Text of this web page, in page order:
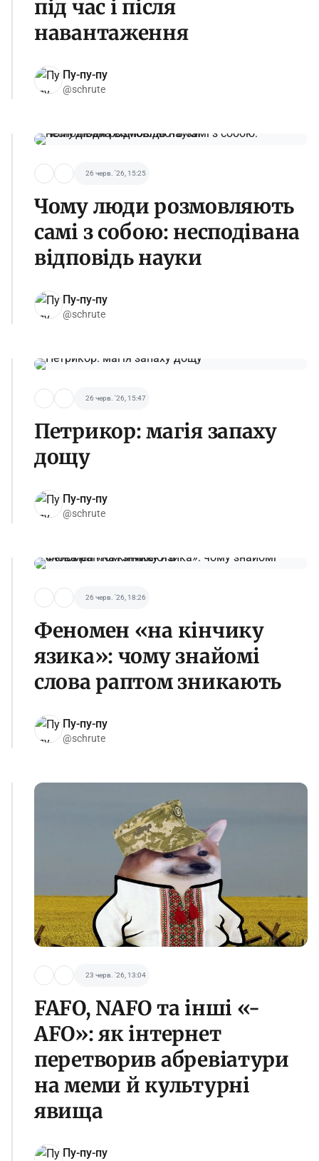
під час і після
навантаження
Пу-пу-пу
@schrute
26 черв. '26, 15:25
Чому люди розмовляють
самі з собою: несподівана
відповідь науки
Пу-пу-пу
@schrute
26 черв. '26, 15:47
Петрикор: магія запаху
дощу
Пу-пу-пу
@schrute
26 черв. '26, 18:26
Феномен «на кінчику
язика»: чому знайомі
слова раптом зникають
Пу-пу-пу
@schrute
23 черв. '26, 13:04
FAFO, NAFO та інші «-
AFO»: як інтернет
перетворив абревіатури
на меми й культурні
явища
Пу-пу-пу